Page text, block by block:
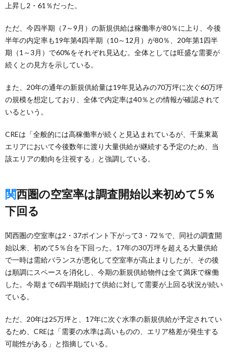
上昇し2・61％だった。
ただ、今四半期（7～9月）の新規供給は稼働率が80％に上り、今後
半年の内定率も19年第4四半期（10～12月）が80％、20年第1四半
期（1～3月）で60%をそれぞれ見込む。全体としては旺盛な需要が
続くとの見方を示している。
また、20年の通年の新規供給量は19年見込みの70万坪に次ぐ60万坪
の規模を想定しており、全体で内定率は40％との情報が確認されて
いるという。
CREは「全般的には高稼働率が続くと見込まれているが、千葉東葛
エリアにおいて今後数年に渡り大量供給が継続する予定のため、当
該エリアの動向を注視する」と強調している。
関西圏の空室率は調査開始以来初めて5％
下回る
関西圏の空室率は2・37ポイント下がって3・72％で、同社の調査開
始以来、初めて5％台を下回った。17年の30万坪を超える大量供給
で一時は需給バランスが悪化して空室率が高止まりしたが、その後
は順調にスペースを消化し、今期の新規供給物件は全て満床で稼働
した。今期まで6四半期続けて供給に対して需要が上回る状況が続い
ている。
ただ、20年は25万坪と、17年に次ぐ水準の新規供給が予定されてい
るため、CREは「需要の水準は高いものの、エリア格差が発生する
可能性がある」と指摘している。